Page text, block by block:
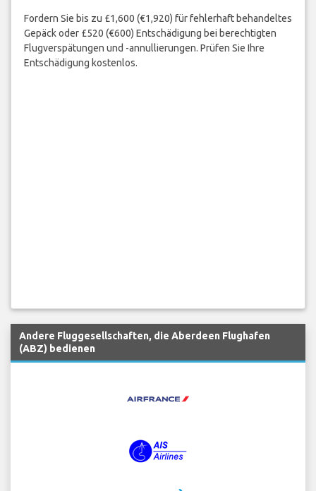
Fordern Sie bis zu £1,600 (€1,920) für fehlerhaft behandeltes
Gepäck oder £520 (€600) Entschädigung bei berechtigten
Flugverspätungen und -annullierungen. Prüfen Sie Ihre
Entschädigung kostenlos.
Andere Fluggesellschaften, die Aberdeen Flughafen
(ABZ) bedienen